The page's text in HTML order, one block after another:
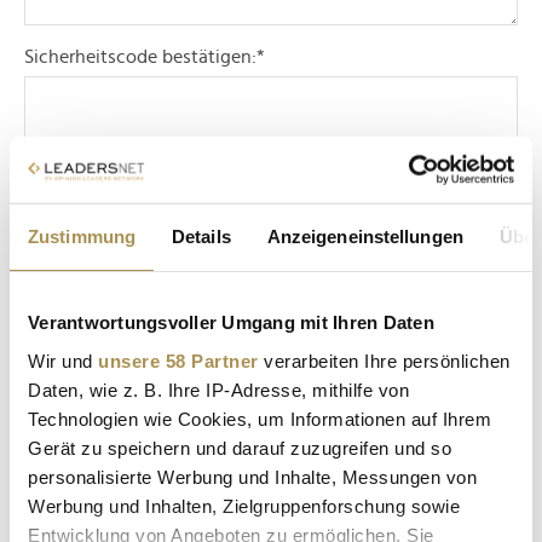
Zustimmung Details Anzeigeneinstellungen
Verantwortungsvoller Umgang mit Ihren Daten
Wir und unsere 58 Partner verarbeiten Ihre persönlichen
Daten, wie z. B. Ihre IP-Adresse, mithilfe von
Technologien wie Cookies, um Informationen auf Ihrem
Gerät zu speichern und darauf zuzugreifen und so
personalisierte Werbung und Inhalte, Messungen von
Werbung und Inhalten, Zielgruppenforschung sowie
Entwicklung von Angeboten zu ermöglichen. Sie
Sicherheitscode bestätigen:*
LEADERSNET.TV
LAUTSCHALTEN